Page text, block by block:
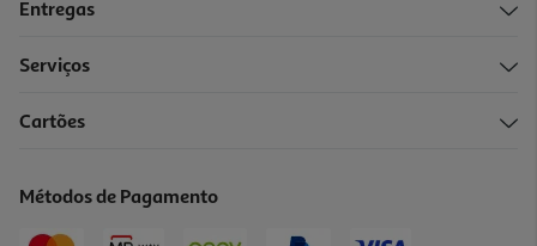
Entregas
Serviços
Cartões
Métodos de Pagamento